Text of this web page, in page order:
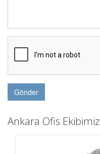
Gönder
Ankara Ofis Ekibimiz